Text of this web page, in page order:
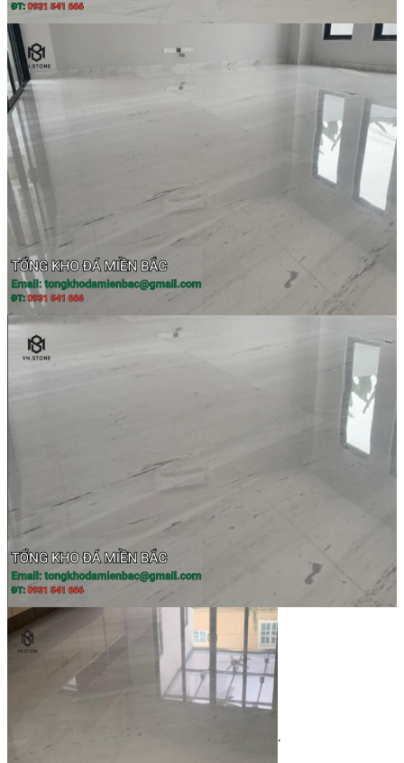
Đá Quartz Alpilus
Đá Alpilus Brazil
Đá tự nhiên
Đá Thạch Anh
Đá Nhân Tạo
Đá Cầu Thang
Đá Cầu Thang
Đá Bàn Bếp
Đá Bàn Bếp
Đá Lát Nền
Đá Bàn Bếp Cao Cấp
Đá Ốp
Đá Ốp Bếp
Đá Ốp Cột
Đá Ốp Thang Máy
Đá Ốp Bàn Bếp Nhân Tạo
Đá Ốp Bếp Tự Nhiên
Tranh đá
Tranh Đá Granite Đối Xứng
Tranh Đá Sơn Thủy Xuyên Sáng
Tranh Đá Thạch Anh Đối Xứng
Tranh Đá Xuyên Sáng Onyx
Vách Tivi ỐP Đá Cao Cấp
Đá Nhân Tạo
Giỏ hàng
Chưa có sản phẩm trong giỏ hàng.